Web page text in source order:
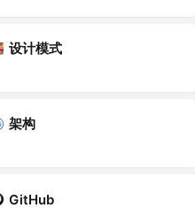
设计模式
架构
GitHub